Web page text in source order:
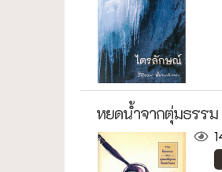
หยดน้ำจากตุ่มธรรม